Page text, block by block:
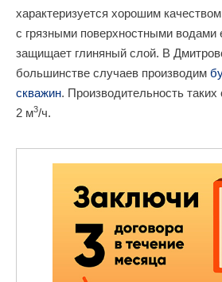
характеризуется хорошим
с грязными поверхностными водами
защищает глиняный слой. В
большинстве случаев производим
скважин. Производительность таких
2 м3/ч.